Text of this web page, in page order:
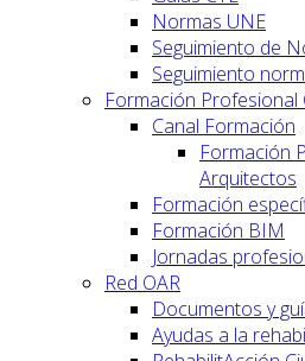
Normas UNE
Seguimiento de
Seguimiento
Formación Profesional
Canal Formación
Formación
Arquitectos
Formación
Formación BIM
Jornadas
Red OAR
Documentos y
Ayudas a la